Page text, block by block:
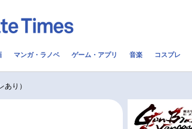
配信・Vtuber
マンガ・ラノベ ゲーム・アプリ 音楽 コスプレ
り）